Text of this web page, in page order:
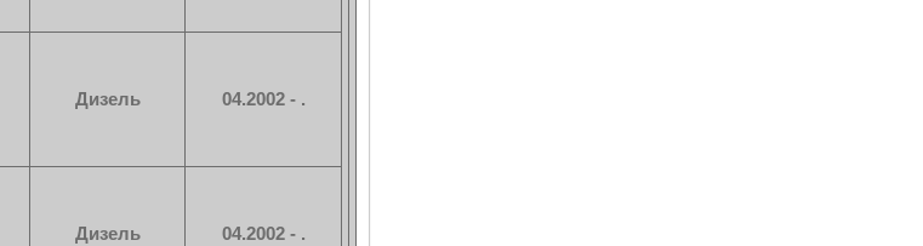
Дизель 04.2002 - .
Дизель 04.2002 - .